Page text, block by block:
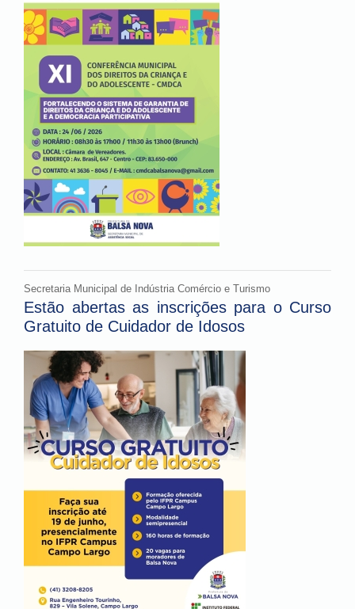
Secretaria Municipal de Indústria Comércio e Turismo
Estão abertas as inscrições para o Curso
Gratuito de Cuidador de Idosos